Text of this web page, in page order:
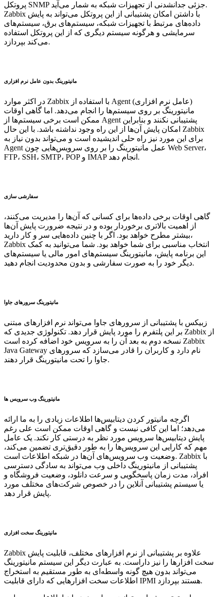
پروتکل SNMP جزئی جدانشدنی از تجهیزات شبکه به شمار می‌آید.
Zabbix با داشتن امکان پشتیبانی از این پروتکل می‌تواند به پایش
داده‌های مرتبط با تجهیزات شبکه، سیستم‌های برق، سیستم‌های
سرمایشی و هرگونه سیستم دیگری که از این پروتکل استفاده
می‌کند بپردازد.
مانیتورینگ بدون عامل نرم افزاری
در اکثر موارد Zabbix با استفاده از Agent (عامل نرم افزاری)
مانیتورینگ بر روی سیستم‌ها را انجام می‌دهد. اما گاهی اوقات
ممکن است برخی سیستم‌ها از Agent پشتیبانی نکنند و بنابراین
امکان پایش آن‌ها از این راه وجود نداشته باشد. با این حال Zabbix
برای این مورد نیز راه حلی اندیشیده است و می‌تواند بدون نیاز به
Agent عمل مانیتورینگ را بر روی سرویس‌هایی چون Web Server،
FTP، SSH، SMTP، POP و IMAP انجام دهد.
سفارشی سازی
گاهی اوقات برخی داده‌ها برای کسانی که آن‌ها را مدیریت می‌کنند،
از اهمیت بالاتری برخوردار بوده و در نتیجه ضرورت پایش آن‌ها
بیشتر مطرح خواهد بود. اگر با چنین داده‌هایی سر و کار دارید،
Zabbix انتخاب مناسبی برای شما خواهد بود. شما می‌توانید به کمک
این برنامه پایش، مانیتورینگ سیستم‌های امور مالی یا سیستم‌های
دیگر خود را به صورت سفارشی و بدون محدودیت انجام دهید.
مانیتورینگ سرورهای جاوا
زبیکس با پشتیبانی از سرورهای جاوا می‌تواند نرم افزارهای مبتنی
بر این پلتفرم‌ را مورد پایش قرار دهد. تکنولوژی جدیدی که Zabbix از
نسخه دوم به بعد آن را به سرویس خود اضافه کرده است Zabbix
Java Gateway نام دارد و کاربران را قادر می‌سازد که سرورهای
جاوا را تحت مانیتورینگ قرار دهند.
مانیتورینگ وب سرویس ها
اگرچه مانیتور کردن دیتابیس‌ها اطلاعات زیادی را به ما ارائه
می‌دهد؛ اما این کافی نیست و گاهی اوقات ممکن است علی رغم
پایش دیتابیس‌ها سرویس مورد نظر به درستی کار نکند. یک عامل
مهم که کارایی این سرویس‌ها را به طور دقیق‌تری تضمین می‌کند،
وضعیت وب سرویس‌های آن‌ها در شبکه اطلاعات است. Zabbix با
پشتیبانی از مانیتورینگ داخلی وب می‌تواند به سادگی دسترسی
افراد، مدت زمان پاسخگویی و سرعت دانلود، وضعیت فروشگاه و
یا سیستم پشتیبانی آنلاین را در خصوص شرکت‌های مختلف مورد
پایش قرار دهد.
مانیتورینگ سخت افزاری
Zabbix علاوه بر پشتیبانی از نرم افزارهای مختلف، قابلیت پایش
سخت افزارها را نیز داراست. به عبارت دیگر این سیستم مانیتورینگ
می‌تواند بدون هیچ گونه واسطه‌ای به طور مستقیم به استخراج
اطلاعات سخت افزارهایی که دارای قابلیت IPMI هستند بپردازد.